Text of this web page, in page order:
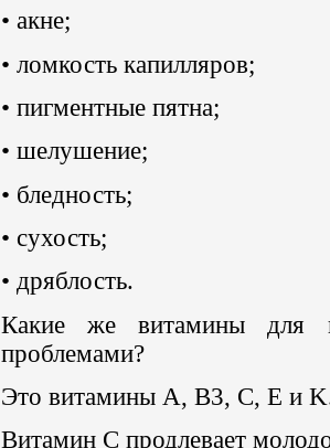
• акне;
• ломкость капилляров;
• пигментные пятна;
• шелушение;
• бледность;
• сухость;
• дряблость.
Какие же витамины для
проблемами?
Это витамины A, B3, C, E и
Витамин С продлевает